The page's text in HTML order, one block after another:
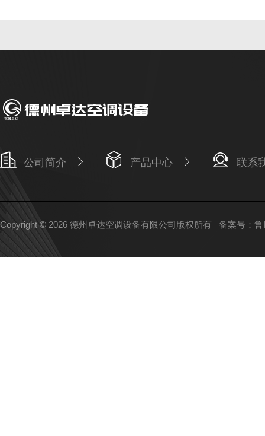
公司简介 产品中心 联系
Copyright © 2026 德州卓达空调设备有限公司版权所有 备案号：